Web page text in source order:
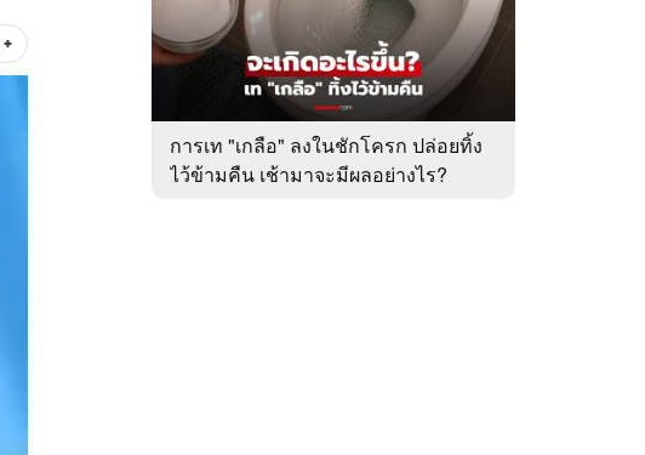
WeTV
Exclusive WeTV
+
ต่าง
ประเทศ
การเท "เกลือ" ลงในชักโครก ปล่อยทิ้ง
ไว้ข้ามคืน เช้ามาจะมีผลอย่างไร?